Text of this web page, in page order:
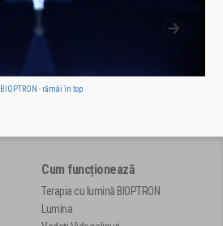
BIOPTRON - rămâi în top
Cum funcționează
Terapia cu lumină BIOPTRON
Lumina